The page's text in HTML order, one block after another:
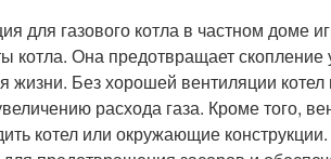
для газового котла в частном доме
котла. Она предотвращает скопление
жизни. Без хорошей вентиляции
расхода газа. Кроме того,
котел или окружающие